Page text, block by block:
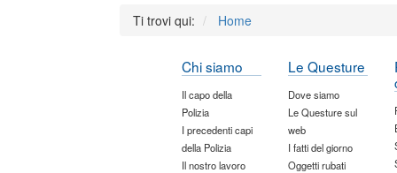
Ti trovi qui: Home
Chi siamo
Il capo della
Polizia
I precedenti capi
della Polizia
Il nostro lavoro
Le Questure
Dove siamo
Le Questure sul
web
I fatti del giorno
Oggetti rubati